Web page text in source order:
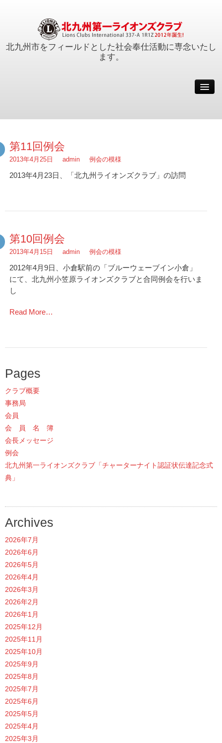
北九州市をフィールドとした社会奉仕活動に専念いたし
ます。
活動報告
事務局
サイトマップ
第11回例会
2013年4月25日 admin 例会の模様
2013年4月23日、「北九州ライオンズクラブ」の訪問
第10回例会
2013年4月15日 admin 例会の模様
2012年4月9日、小倉駅前の「ブルーウェーブイン小倉」
にて、北九州小笠原ライオンズクラブと合同例会を行いま
し
Read More…
Pages
クラブ概要
事務局
会員
会 員 名 簿
会長メッセージ
例会
北九州第一ライオンズクラブ「チャーターナイト認証状伝達記念式
典」
Archives
2026年7月
2026年6月
2026年5月
2026年4月
2026年3月
2026年2月
2026年1月
2025年12月
2025年11月
2025年10月
2025年9月
2025年8月
2025年7月
2025年6月
2025年5月
2025年4月
2025年3月